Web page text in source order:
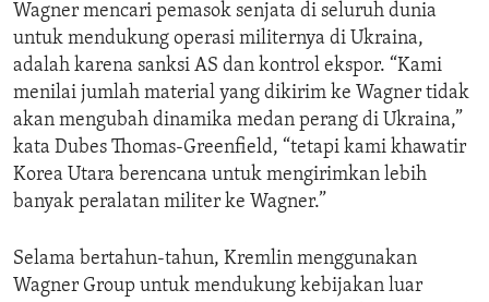
Wagner mencari pemasok senjata di seluruh dunia
untuk mendukung operasi militernya di Ukraina,
adalah karena sanksi AS dan kontrol ekspor. “Kami
menilai jumlah material yang dikirim ke Wagner tidak
akan mengubah dinamika medan perang di Ukraina,”
kata Dubes Thomas-Greenfield, “tetapi kami khawatir
Korea Utara berencana untuk mengirimkan lebih
banyak peralatan militer ke Wagner.”
Selama bertahun-tahun, Kremlin menggunakan
Wagner Group untuk mendukung kebijakan luar